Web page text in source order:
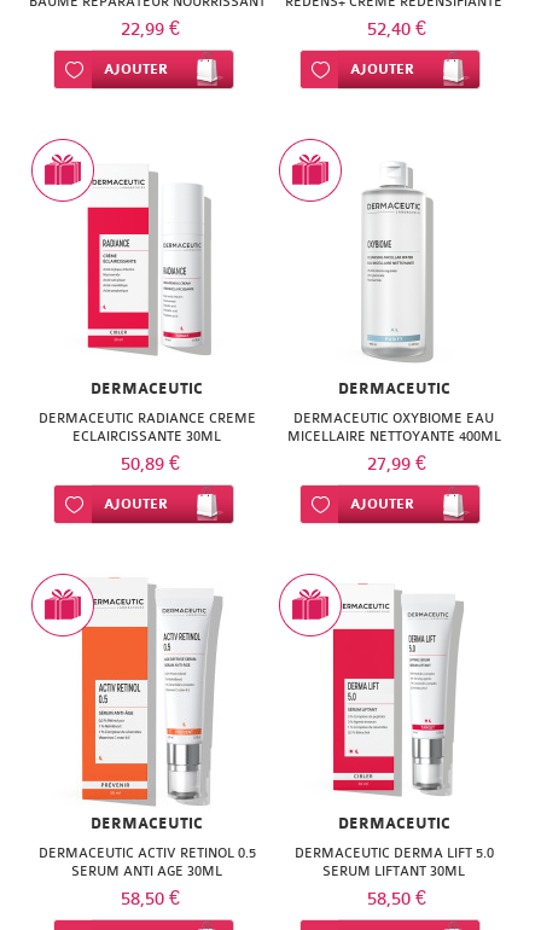
30G
22,99 €
Ajouter à ma liste d’envie
AJOUTER
50ML
52,40 €
Ajouter à ma liste d’envie
AJOUTER
DERMACEUTIC
DERMACEUTIC RADIANCE CREME
ECLAIRCISSANTE 30ML
50,89 €
Ajouter à ma liste d’envie
AJOUTER
DERMACEUTIC
DERMACEUTIC OXYBIOME EAU
MICELLAIRE NETTOYANTE 400ML
27,99 €
Ajouter à ma liste d’envie
AJOUTER
DERMACEUTIC
DERMACEUTIC ACTIV RETINOL 0.5
SERUM ANTI AGE 30ML
58,50 €
DERMACEUTIC
DERMACEUTIC DERMA LIFT 5.0
SERUM LIFTANT 30ML
58,50 €